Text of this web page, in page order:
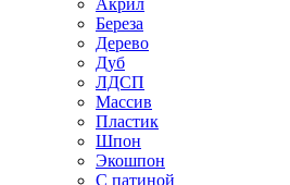
Акрил
Береза
Дерево
Дуб
ЛДСП
Массив
Пластик
Шпон
Экошпон
С патиной